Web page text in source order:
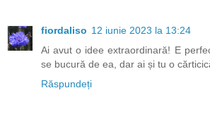
fiordaliso 12 iunie 2023 la 13:24
Ai avut o idee extraordinară! E
se bucură de ea, dar ai și tu o
Răspundeți